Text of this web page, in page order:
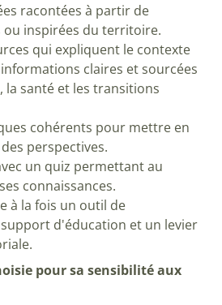
racontées à partir de
ou inspirées du territoire.
qui expliquent le contexte
claires et sourcées
la santé et les transitions
cohérents pour mettre en
perspectives.
un quiz permettant au
connaissances.
à la fois un outil de
d'éducation et un levier
pour sa sensibilité aux